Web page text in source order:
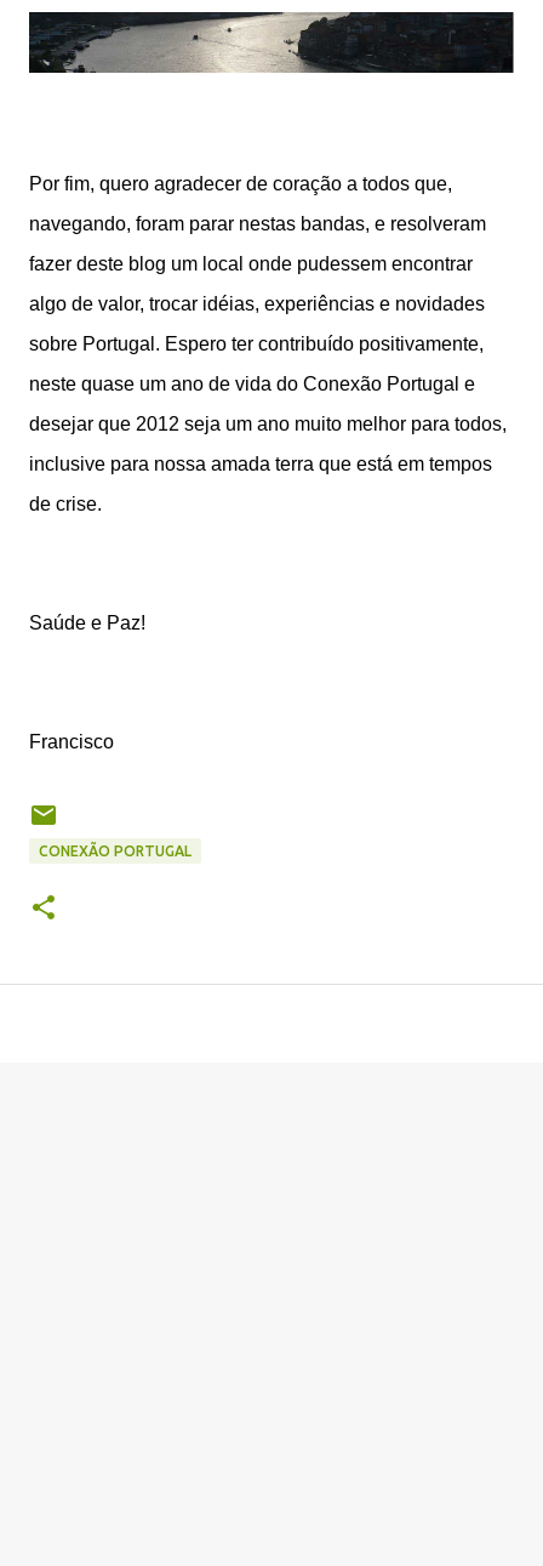
Por fim, quero agradecer de coração a todos que,
navegando, foram parar nestas bandas, e resolveram
fazer deste blog um local onde pudessem encontrar
algo de valor, trocar idéias, experiências e novidades
sobre Portugal. Espero ter contribuído positivamente,
neste quase um ano de vida do Conexão Portugal e
desejar que 2012 seja um ano muito melhor para todos,
inclusive para nossa amada terra que está em tempos
de crise.
Saúde e Paz!
Francisco
CONEXÃO PORTUGAL